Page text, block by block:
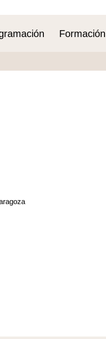
Formación